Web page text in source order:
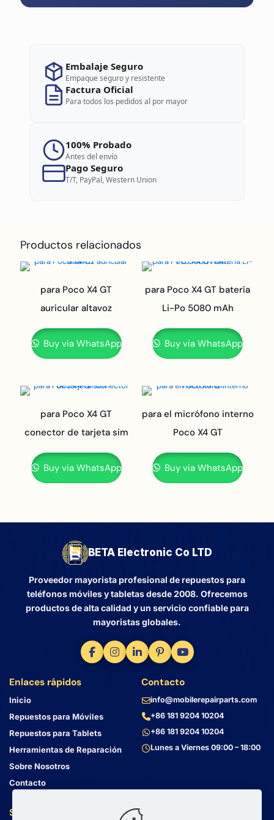
Embalaje Seguro
Empaque seguro y resistente
Factura Oficial
Para todos los pedidos al por mayor
100% Probado
Antes del envío
Pago Seguro
T/T, PayPal, Western Union
Productos relacionados
para Poco X4 GT
auricular altavoz
Buy via WhatsApp
para Poco X4 GT batería
Li-Po 5080 mAh
Buy via WhatsApp
para Poco X4 GT
conector de tarjeta sim
Buy via WhatsApp
para el micrófono interno
Poco X4 GT
Buy via WhatsApp
BETA Electronic Co LTD
Proveedor mayorista profesional de repuestos para
teléfonos móviles y tabletas desde 2008. Ofrecemos
productos de alta calidad y un servicio confiable para
mayoristas globales.
Enlaces rápidos
Inicio
Repuestos para Móviles
Repuestos para Tablets
Herramientas de Reparación
Sobre Nosotros
Contacto
Servicio al Cliente
Contacto
info@mobilerepairparts.com
+86 181 9204 10204
+86 181 9204 10204
Lunes a Viernes 09:00 – 18:00
Dirección